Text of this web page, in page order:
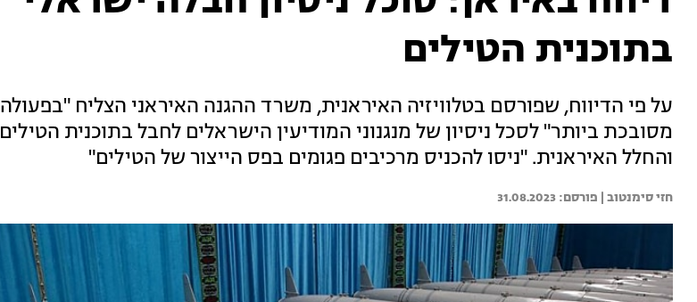
בתוכנית הטילים
על פי הדיווח, שפורסם בטלוויזיה האיראנית, משרד ההגנה האיראני הצליח "בפעולה
מסובכת ביותר" לסכל ניסיון של מנגנוני המודיעין הישראלים לחבל בתוכנית הטילים
והחלל האיראנית. "ניסו להכניס מרכיבים פגומים בפס הייצור של הטילים"
חזי סימנטוב | 31.08.2023